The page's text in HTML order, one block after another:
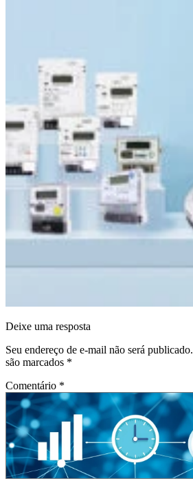
Deixe uma resposta
Seu endereço de e-mail não será publicado.
são marcados *
Comentário *